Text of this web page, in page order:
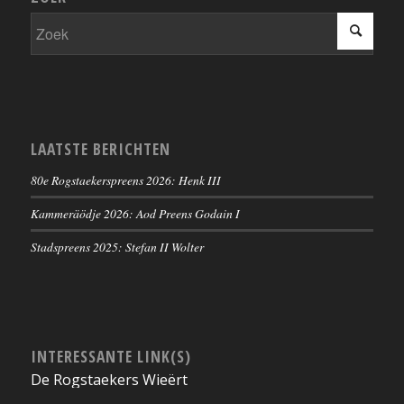
LAATSTE BERICHTEN
80e Rogstaekerspreens 2026: Henk III
Kammeräödje 2026: Aod Preens Godain I
Stadspreens 2025: Stefan II Wolter
INTERESSANTE LINK(S)
De Rogstaekers Wieërt